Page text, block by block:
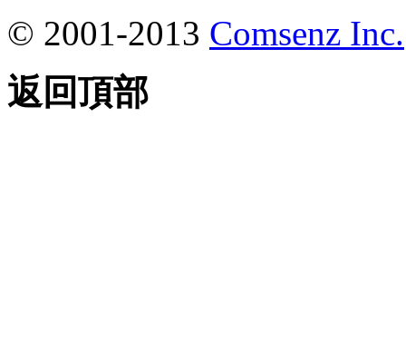
© 2001-2013 Comsenz Inc.
返回頂部